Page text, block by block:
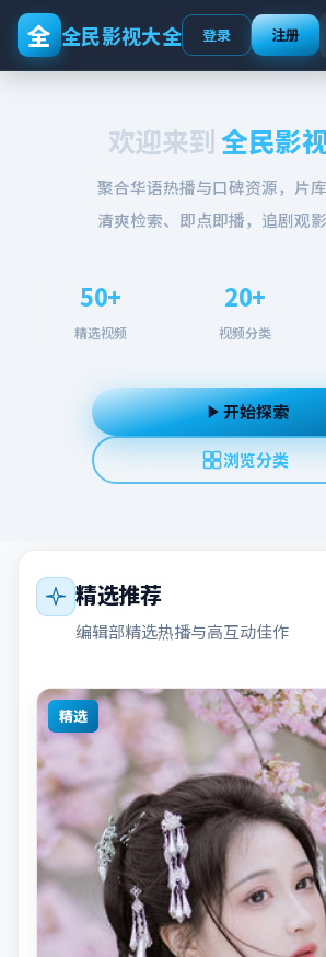
全 全民影视大全 登录 注册
欢迎来到全民影
聚合华语热播与口碑资源，片
清爽检索、即点即播，追剧观
50+
精选视频
20+
视频分类
开始探索
浏览分类
精选推荐
编辑部精选热播与高互动佳作
精选